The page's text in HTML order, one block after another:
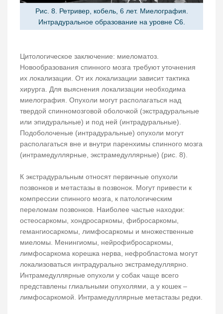
Рис. 8. Ретривер, кобель, 6 лет. Миелография.
Интрадуральное образование на уровне C6.
Цитологическое заключение: миеломатоз.
Новообразования спинного мозга требуют уточнения
их локализации. От их локализации зависит тактика
хирурга. Для выяснения локализации необходима
миелография. Опухоли могут располагаться над
твердой спинномозговой оболочкой (экстрадуральные
или эпидуральные) и под ней (интрадуральные).
Подоболоченые (интрадуральные) опухоли могут
располагаться вне и внутри паренхимы спинного мозга
(интрамедуллярные, экстрамедуллярные) (рис. 8).
К экстрадуральным относят первичные опухоли
позвонков и метастазы в позвонок. Могут привести к
компрессии спинного мозга, к патологическим
переломам позвонков. Наиболее частые находки:
остеосаркомы, хондросаркомы, фибросаркомы,
гемангиосаркомы, лимфосаркомы и множественные
миеломы. Менингиомы, нейрофибросаркомы,
лимфосаркома корешка нерва, нефробластома могут
локализоваться интрадурально экстрамедуллярно.
Интрамедуллярные опухоли у собак чаще всего
представлены глиальными опухолями, а у кошек –
лимфосаркомой. Интрамедуллярные метастазы редки.